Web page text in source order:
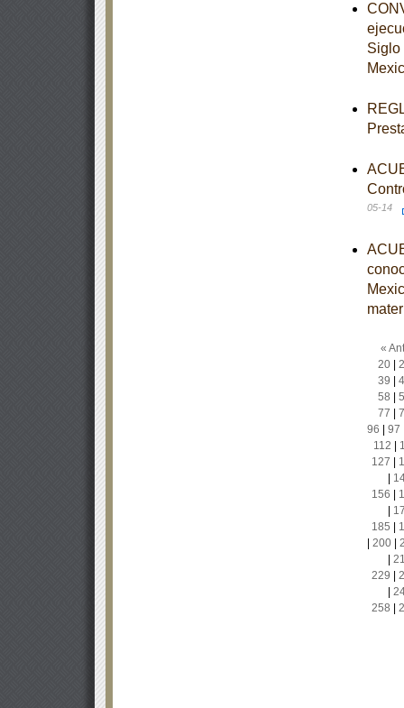
Siglo
05-14
«
20|
39
58
77
96
97
112
127
156
185
200|
229
258